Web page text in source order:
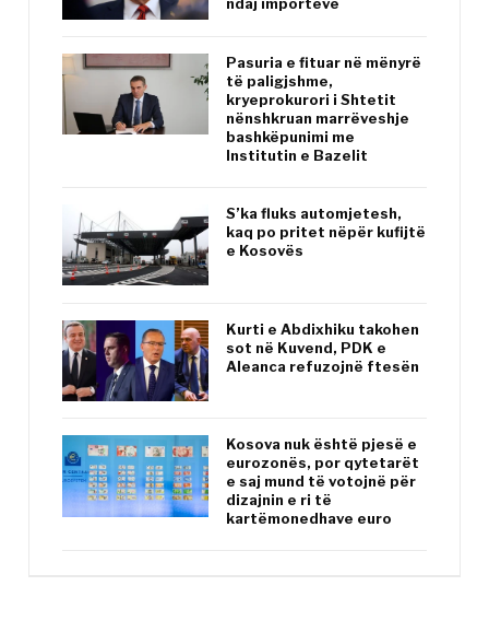
Pasuria e fituar në mënyrë
të paligjshme,
kryeprokurori i Shtetit
nënshkruan marrëveshje
bashkëpunimi me
Institutin e Bazelit
S’ka fluks automjetesh,
kaq po pritet nëpër kufijtë
e Kosovës
Kurti e Abdixhiku takohen
sot në Kuvend, PDK e
Aleanca refuzojnë ftesën
Kosova nuk është pjesë e
eurozonës, por qytetarët
e saj mund të votojnë për
dizajnin e ri të
kartëmonedhave euro